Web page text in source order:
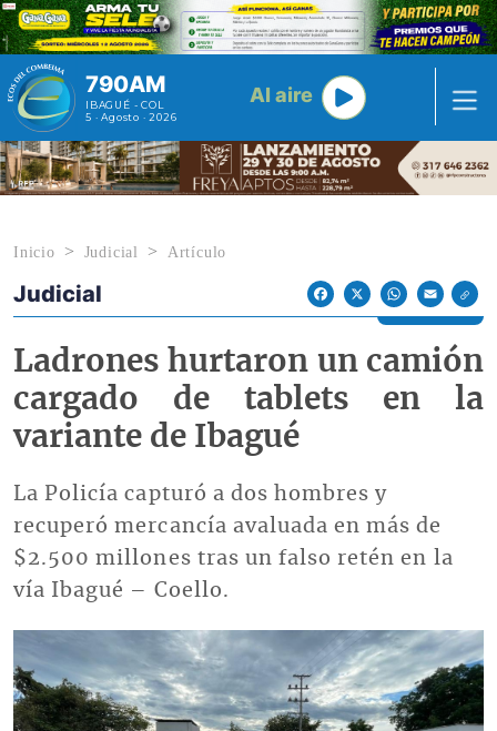
Pasar al contenido principal
790AM
IBAGUÉ - COL
5 · Agosto · 2026
Al aire
Inicio Judicial Artículo
Econoticias y Eventos
Judicial
FacebookX WhatsAppEmail
Ladrones hurtaron un camión
cargado de tablets en la
variante de Ibagué
La Policía capturó a dos hombres y
recuperó mercancía avaluada en más de
$2.500 millones tras un falso retén en la
vía Ibagué – Coello.